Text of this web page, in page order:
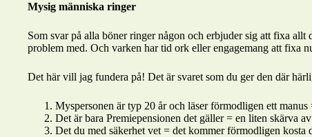
Mysig människa ringer
Som svar på alla böner ringer någon och erbjuder sig att fixa
problem med. Och varken har tid ork eller engagemang att fixa
Det här vill jag fundera på! Det är svaret som du ger den där
Myspersonen är typ 20 år och läser förmodligen ett
Det är bara Premiepensionen det gäller = en liten skärva
Det du med säkerhet vet = det kommer förmodligen kosta